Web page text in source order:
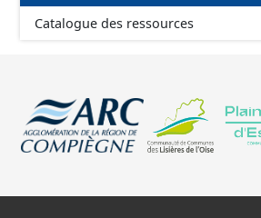
Catalogue des ressources